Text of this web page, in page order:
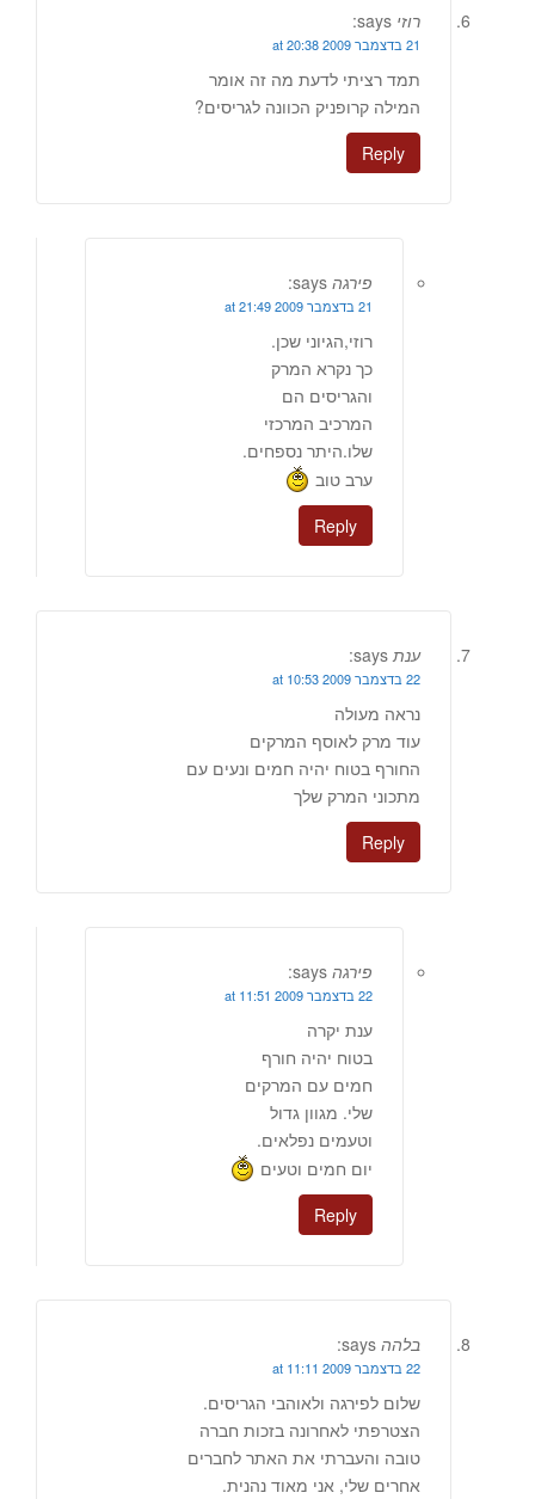
רוזי says:
21 בדצמבר 2009 at 20:38
תמד רציתי לדעת מה זה אומר
המילה קרופניק הכוונה לגריסים?
Reply
פירגה says:
21 בדצמבר 2009 at 21:49
רוזי,הגיוני שכן.
כך נקרא המרק
והגריסים הם
המרכיב המרכזי
שלו.היתר נספחים.
ערב טוב
Reply
ענת says:
22 בדצמבר 2009 at 10:53
נראה מעולה
עוד מרק לאוסף המרקים
החורף בטוח יהיה חמים ונעים עם
מתכוני המרק שלך
Reply
פירגה says:
22 בדצמבר 2009 at 11:51
ענת יקרה
בטוח יהיה חורף
חמים עם המרקים
שלי. מגוון גדול
וטעמים נפלאים.
יום חמים וטעים
Reply
בלהה says:
22 בדצמבר 2009 at 11:11
שלום לפירגה ולאוהבי הגריסים.
הצטרפתי לאחרונה בזכות חברה
טובה והעברתי את האתר לחברים
אחרים שלי, אני מאוד נהנית.